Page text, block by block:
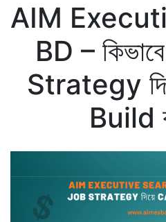
AIM
BD –
Strategy
Build